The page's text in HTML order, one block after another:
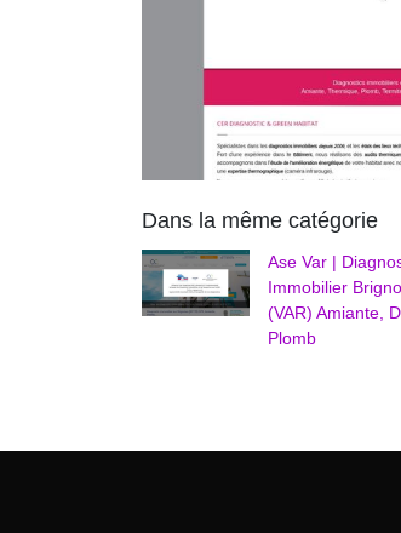
Dans la même catégorie
Ase Var |
Immobilier
(VAR) Amiante,
Plomb